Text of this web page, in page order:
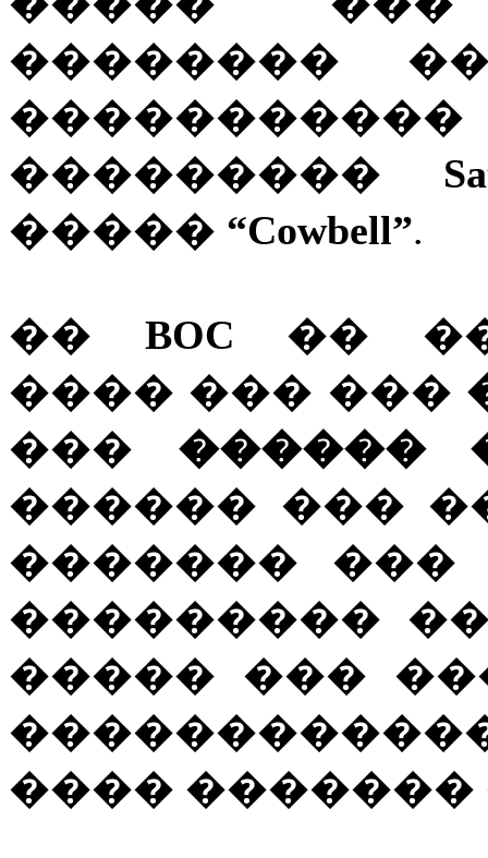
��������
���������
����� “Cowbell”.
�� BOC ��
���� ��� ���
��� ������
������ ���
������� ���
���������
����� ���
���� �������